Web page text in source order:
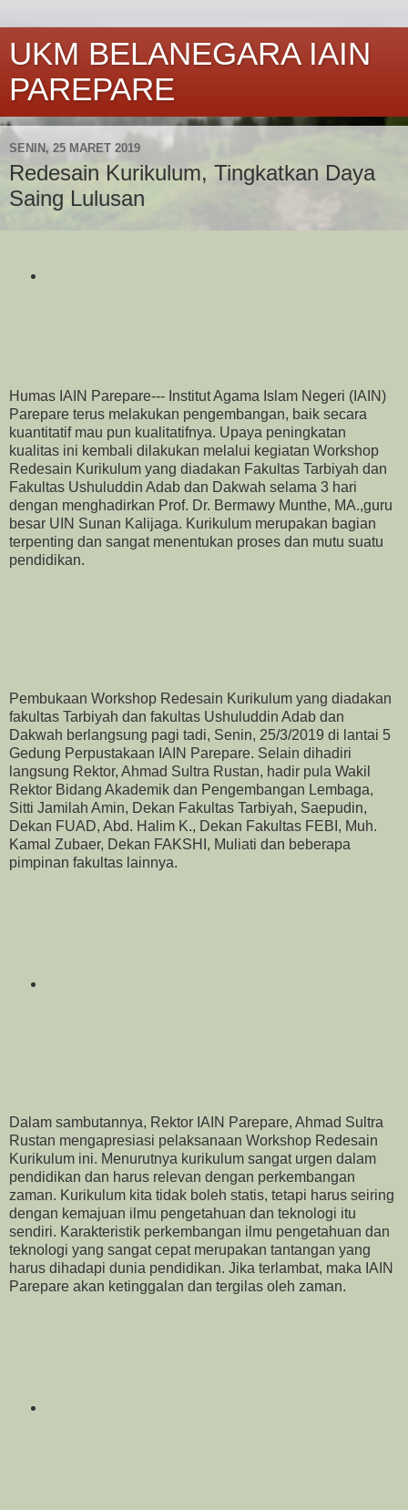
UKM BELANEGARA IAIN
PAREPARE
SENIN, 25 MARET 2019
Redesain Kurikulum, Tingkatkan Daya
Saing Lulusan
Humas IAIN Parepare--- Institut Agama Islam Negeri (IAIN)
Parepare terus melakukan pengembangan, baik secara
kuantitatif mau pun kualitatifnya. Upaya peningkatan
kualitas ini kembali dilakukan melalui kegiatan Workshop
Redesain Kurikulum yang diadakan Fakultas Tarbiyah dan
Fakultas Ushuluddin Adab dan Dakwah selama 3 hari
dengan menghadirkan Prof. Dr. Bermawy Munthe, MA.,guru
besar UIN Sunan Kalijaga. Kurikulum merupakan bagian
terpenting dan sangat menentukan proses dan mutu suatu
pendidikan.
Pembukaan Workshop Redesain Kurikulum yang diadakan
fakultas Tarbiyah dan fakultas Ushuluddin Adab dan
Dakwah berlangsung pagi tadi, Senin, 25/3/2019 di lantai 5
Gedung Perpustakaan IAIN Parepare. Selain dihadiri
langsung Rektor, Ahmad Sultra Rustan, hadir pula Wakil
Rektor Bidang Akademik dan Pengembangan Lembaga,
Sitti Jamilah Amin, Dekan Fakultas Tarbiyah, Saepudin,
Dekan FUAD, Abd. Halim K., Dekan Fakultas FEBI, Muh.
Kamal Zubaer, Dekan FAKSHI, Muliati dan beberapa
pimpinan fakultas lainnya.
Dalam sambutannya, Rektor IAIN Parepare, Ahmad Sultra
Rustan mengapresiasi pelaksanaan Workshop Redesain
Kurikulum ini. Menurutnya kurikulum sangat urgen dalam
pendidikan dan harus relevan dengan perkembangan
zaman. Kurikulum kita tidak boleh statis, tetapi harus seiring
dengan kemajuan ilmu pengetahuan dan teknologi itu
sendiri. Karakteristik perkembangan ilmu pengetahuan dan
teknologi yang sangat cepat merupakan tantangan yang
harus dihadapi dunia pendidikan. Jika terlambat, maka IAIN
Parepare akan ketinggalan dan tergilas oleh zaman.